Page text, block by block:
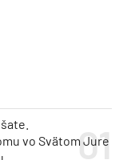
vo Svätom Jure